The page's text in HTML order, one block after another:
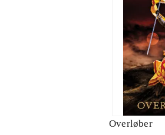
Overløber